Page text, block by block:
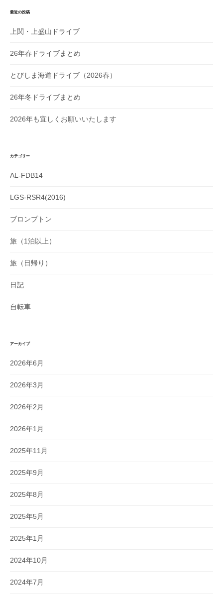
最近の投稿
上関・上盛山ドライブ
26年春ドライブまとめ
とびしま海道ドライブ（2026春）
26年冬ドライブまとめ
2026年も宜しくお願いいたします
カテゴリー
AL-FDB14
LGS-RSR4(2016)
ブロンプトン
旅（1泊以上）
旅（日帰り）
日記
自転車
アーカイブ
2026年6月
2026年3月
2026年2月
2026年1月
2025年11月
2025年9月
2025年8月
2025年5月
2025年1月
2024年10月
2024年7月